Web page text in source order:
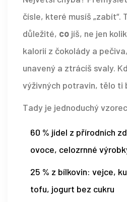
čísle, které musíš „zabít“.
důležité, co jíš, ne jen
kalorií z čokolády a
unavený a ztrácíš svaly.
výživných potravin, tělo ti
Tady je jednoduchý
60 % jídel z přírodních
ovoce, celozrnné
25 % z bílkovin: vejce,
tofu, jogurt bez cukru